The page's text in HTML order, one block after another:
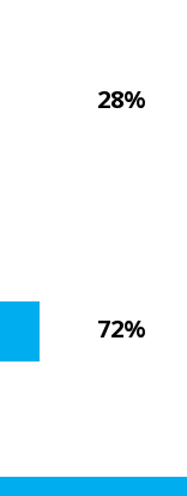
28%
72%